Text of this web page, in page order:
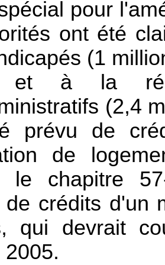
pour
ont été
(1
et à la
(2,4
prévu de
de
le chapitre
de crédits d'un
qui devrait
2005.